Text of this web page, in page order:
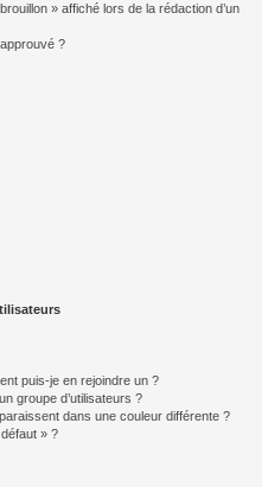
» affiché lors de la rédaction d’un
?
puis-je en rejoindre un ?
groupe d’utilisateurs ?
dans une couleur différente ?
» ?